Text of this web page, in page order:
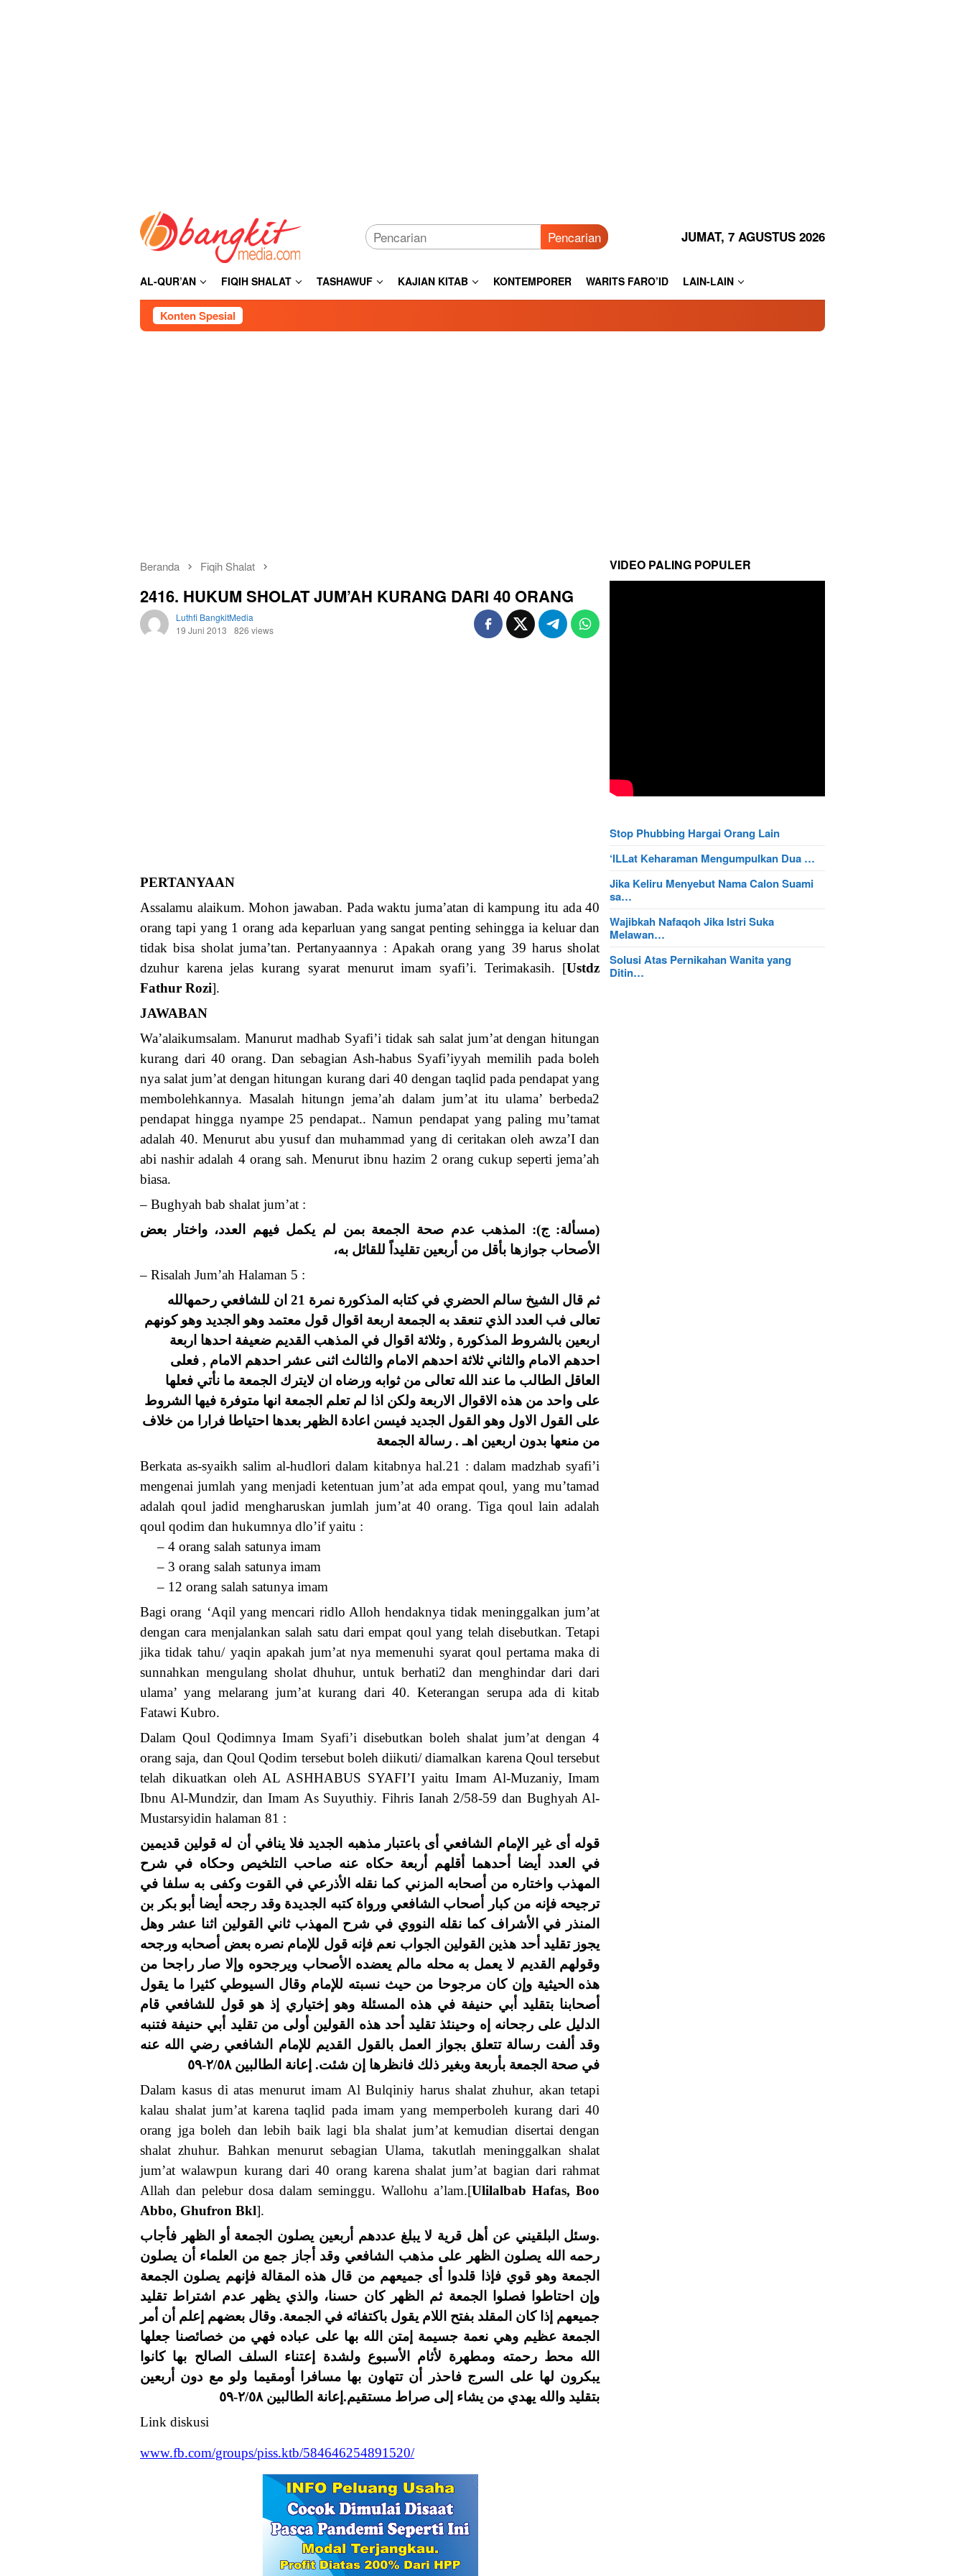
Pencarian JUMAT, 7 AGUSTUS 2026
AL-QUR’AN FIQIH SHALAT TASHAWUF KAJIAN KITAB KONTEMPORER WARITS FARO’ID LAIN-LAIN
Konten Spesial
Beranda Fiqih Shalat
2416. HUKUM SHOLAT JUM’AH KURANG DARI 40 ORANG
Luthfi BangkitMedia
19 Juni 2013
826 views
PERTANYAAN
Assalamu alaikum. Mohon jawaban. Pada waktu juma’atan di kampung itu ada 40
orang tapi yang 1 orang ada keparluan yang sangat penting sehingga ia keluar dan
tidak bisa sholat juma’tan. Pertanyaannya : Apakah orang yang 39 harus sholat
dzuhur karena jelas kurang syarat menurut imam syafi’i. Terimakasih. [Ustdz
Fathur Rozi].
JAWABAN
Wa’alaikumsalam. Manurut madhab Syafi’i tidak sah salat jum’at dengan hitungan
kurang dari 40 orang. Dan sebagian Ash-habus Syafi’iyyah memilih pada boleh
nya salat jum’at dengan hitungan kurang dari 40 dengan taqlid pada pendapat yang
membolehkannya. Masalah hitungn jema’ah dalam jum’at itu ulama’ berbeda2
pendapat hingga nyampe 25 pendapat.. Namun pendapat yang paling mu’tamat
adalah 40. Menurut abu yusuf dan muhammad yang di ceritakan oleh awza’I dan
abi nashir adalah 4 orang sah. Menurut ibnu hazim 2 orang cukup seperti jema’ah
biasa.
– Bughyah bab shalat jum’at :
(مسألة: ج): المذهب عدم صحة الجمعة بمن لم يكمل فيهم العدد، واختار بعض
الأصحاب جوازها بأقل من أربعين تقليداً للقائل به،
– Risalah Jum’ah Halaman 5 :
ثم قال الشيخ سالم الحضري في كتابه المذكورة نمرة 21 ان للشافعي رحمهالله
تعالى فب العدد الذي تنعقد به الجمعة اربعة اقوال قول معتمد وهو الجديد وهو كونهم
اربعين بالشروط المذكورة , وثلاثة اقوال في المذهب القديم ضعيفة احدها اربعة
احدهم الامام والثاني ثلاثة احدهم الامام والثالث اثنى عشر احدهم الامام , فعلى
العاقل الطالب ما عند الله تعالى من ثوابه ورضاه ان لايترك الجمعة ما نأتي فعلها
على واحد من هذه الاقوال الاربعة ولكن اذا لم تعلم الجمعة انها متوفرة فيها الشروط
على القول الاول وهو القول الجديد فيسن اعادة الظهر بعدها احتياطا فرارا من خلاف
من منعها بدون اربعين اهـ . رسالة الجمعة
Berkata as-syaikh salim al-hudlori dalam kitabnya hal.21 : dalam madzhab syafi’i
mengenai jumlah yang menjadi ketentuan jum’at ada empat qoul, yang mu’tamad
adalah qoul jadid mengharuskan jumlah jum’at 40 orang. Tiga qoul lain adalah
qoul qodim dan hukumnya dlo’if yaitu :
– 4 orang salah satunya imam
– 3 orang salah satunya imam
– 12 orang salah satunya imam
Bagi orang ‘Aqil yang mencari ridlo Alloh hendaknya tidak meninggalkan jum’at
dengan cara menjalankan salah satu dari empat qoul yang telah disebutkan. Tetapi
jika tidak tahu/ yaqin apakah jum’at nya memenuhi syarat qoul pertama maka di
sunnahkan mengulang sholat dhuhur, untuk berhati2 dan menghindar dari dari
ulama’ yang melarang jum’at kurang dari 40. Keterangan serupa ada di kitab
Fatawi Kubro.
Dalam Qoul Qodimnya Imam Syafi’i disebutkan boleh shalat jum’at dengan 4
orang saja, dan Qoul Qodim tersebut boleh diikuti/ diamalkan karena Qoul tersebut
telah dikuatkan oleh AL ASHHABUS SYAFI’I yaitu Imam Al-Muzaniy, Imam
Ibnu Al-Mundzir, dan Imam As Suyuthiy. Fihris Ianah 2/58-59 dan Bughyah Al-
Mustarsyidin halaman 81 :
قوله أى غير الإمام الشافعي أى باعتبار مذهبه الجديد فلا ينافي أن له قولين قديمين
في العدد أيضا أحدهما أقلهم أربعة حكاه عنه صاحب التلخيص وحكاه في شرح
المهذب واختاره من أصحابه المزني كما نقله الأذرعي في القوت وكفى به سلفا في
ترجيحه فإنه من كبار أصحاب الشافعي ورواة كتبه الجديدة وقد رجحه أيضا أبو بكر بن
المنذر في الأشراف كما نقله النووي في شرح المهذب ثاني القولين اثنا عشر وهل
يجوز تقليد أحد هذين القولين الجواب نعم فإنه قول للإمام نصره بعض أصحابه ورجحه
وقولهم القديم لا يعمل به محله مالم يعضده الأصحاب ويرجحوه وإلا صار راجحا من
هذه الحيثية وإن كان مرجوحا من حيث نسبته للإمام وقال السيوطي كثيرا ما يقول
أصحابنا بتقليد أبي حنيفة في هذه المسئلة وهو إختياري إذ هو قول للشافعي قام
الدليل على رجحانه إه وحينئذ تقليد أحد هذه القولين أولى من تقليد أبي حنيفة فتنبه
وقد ألفت رسالة تتعلق بجواز العمل بالقول القديم للإمام الشافعي رضي الله عنه
في صحة الجمعة بأربعة وبغير ذلك فانظرها إن شئت. إعانة الطالبين ٢/٥٨-٥٩
Dalam kasus di atas menurut imam Al Bulqiniy harus shalat zhuhur, akan tetapi
kalau shalat jum’at karena taqlid pada imam yang memperboleh kurang dari 40
orang jga boleh dan lebih baik lagi bla shalat jum’at kemudian disertai dengan
shalat zhuhur. Bahkan menurut sebagian Ulama, takutlah meninggalkan shalat
jum’at walawpun kurang dari 40 orang karena shalat jum’at bagian dari rahmat
Allah dan pelebur dosa dalam seminggu. Wallohu a’lam.[Ulilalbab Hafas, Boo
Abbo, Ghufron Bkl].
.وسئل البلقيني عن أهل قرية لا يبلغ عددهم أربعين يصلون الجمعة أو الظهر فأجاب
رحمه الله يصلون الظهر على مذهب الشافعي وقد أجاز جمع من العلماء أن يصلون
الجمعة وهو قوي فإذا قلدوا أى جميعهم من قال هذه المقالة فإنهم يصلون الجمعة
وإن احتاطوا فصلوا الجمعة ثم الظهر كان حسنا، والذي يظهر عدم اشتراط تقليد
جميعهم إذا كان المقلد بفتح اللام يقول باكتفائه في الجمعة. وقال بعضهم إعلم أن أمر
الجمعة عظيم وهي نعمة جسيمة إمتن الله بها على عباده فهي من خصائصنا جعلها
الله محط رحمته ومطهرة لأثام الأسبوع ولشدة إعتناء السلف الصالح بها كانوا
يبكرون لها على السرج فاحذر أن تتهاون بها مسافرا أومقيما ولو مع دون أربعين
بتقليد والله يهدي من يشاء إلى صراط مستقيم.إعانة الطالبين ٢/٥٨-٥٩
Link diskusi
www.fb.com/groups/piss.ktb/584646254891520/
VIDEO PALING POPULER
Stop Phubbing Hargai Orang Lain
‘ILLat Keharaman Mengumpulkan Dua …
Jika Keliru Menyebut Nama Calon Suami
sa…
Wajibkah Nafaqoh Jika Istri Suka
Melawan…
Solusi Atas Pernikahan Wanita yang
Ditin…